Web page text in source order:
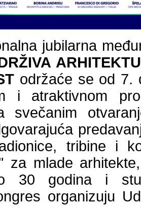
jubilarna
održaće se od 7.
i atraktivnom
svečanim
tribine i
za mlade
30 godina i
organizuju